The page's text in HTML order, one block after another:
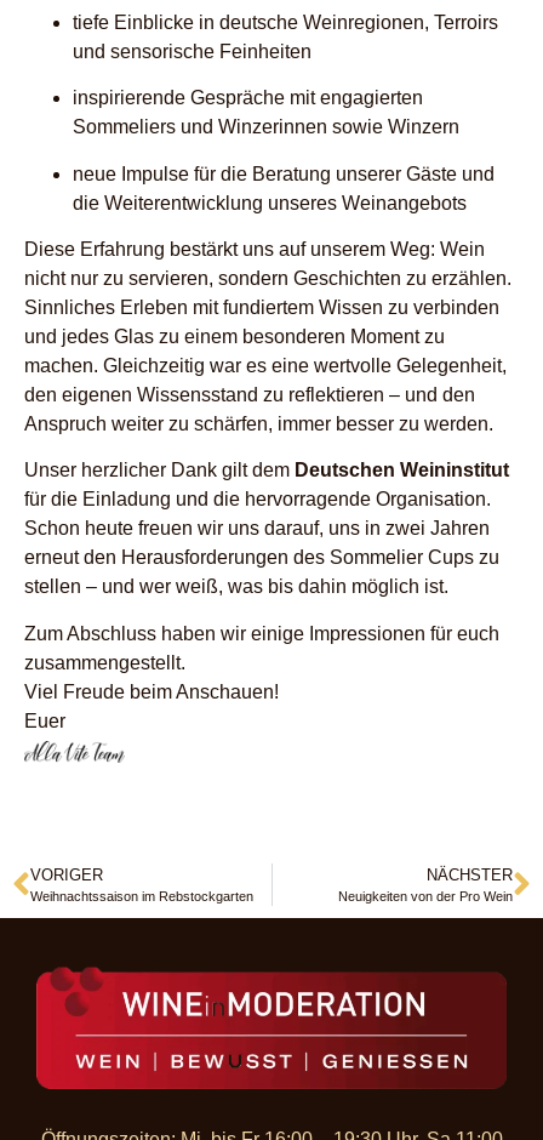
tiefe Einblicke in deutsche Weinregionen, Terroirs
und sensorische Feinheiten
inspirierende Gespräche mit engagierten
Sommeliers und Winzerinnen sowie Winzern
neue Impulse für die Beratung unserer Gäste und
die Weiterentwicklung unseres Weinangebots
Diese Erfahrung bestärkt uns auf unserem Weg: Wein
nicht nur zu servieren, sondern Geschichten zu erzählen.
Sinnliches Erleben mit fundiertem Wissen zu verbinden
und jedes Glas zu einem besonderen Moment zu
machen. Gleichzeitig war es eine wertvolle Gelegenheit,
den eigenen Wissensstand zu reflektieren – und den
Anspruch weiter zu schärfen, immer besser zu werden.
Unser herzlicher Dank gilt dem Deutschen Weininstitut
für die Einladung und die hervorragende Organisation.
Schon heute freuen wir uns darauf, uns in zwei Jahren
erneut den Herausforderungen des Sommelier Cups zu
stellen – und wer weiß, was bis dahin möglich ist.
Zum Abschluss haben wir einige Impressionen für euch
zusammengestellt.
Viel Freude beim Anschauen!
Euer
VORIGER
Weihnachtssaison im Rebstockgarten
NÄCHSTER
Neuigkeiten von der Pro Wein